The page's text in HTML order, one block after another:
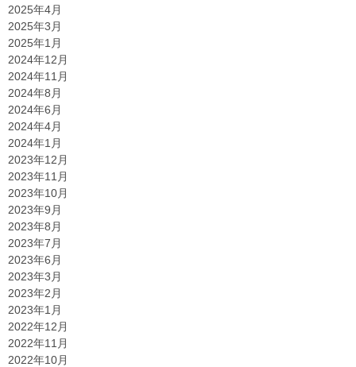
2025年4月
2025年3月
2025年1月
2024年12月
2024年11月
2024年8月
2024年6月
2024年4月
2024年1月
2023年12月
2023年11月
2023年10月
2023年9月
2023年8月
2023年7月
2023年6月
2023年3月
2023年2月
2023年1月
2022年12月
2022年11月
2022年10月